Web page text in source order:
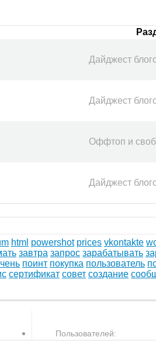
Дайджест
Дайджест
Оффтоп и
Дайджест
html powershot prices vkontakte
завтра запрос зарабатывать
поинт покупка пользователь
сертификат совет создание
Пользователей: